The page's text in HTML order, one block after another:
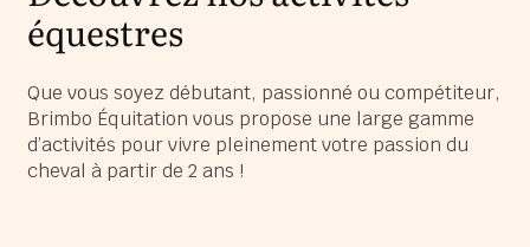
équestres
Que vous soyez débutant, passionné ou compétiteur,
Brimbo Équitation vous propose une large gamme
d’activités pour vivre pleinement votre passion du
cheval à partir de 2 ans !